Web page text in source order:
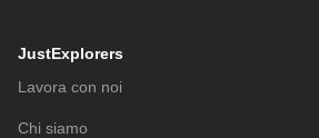
JustExplorers
Lavora con noi
Chi siamo